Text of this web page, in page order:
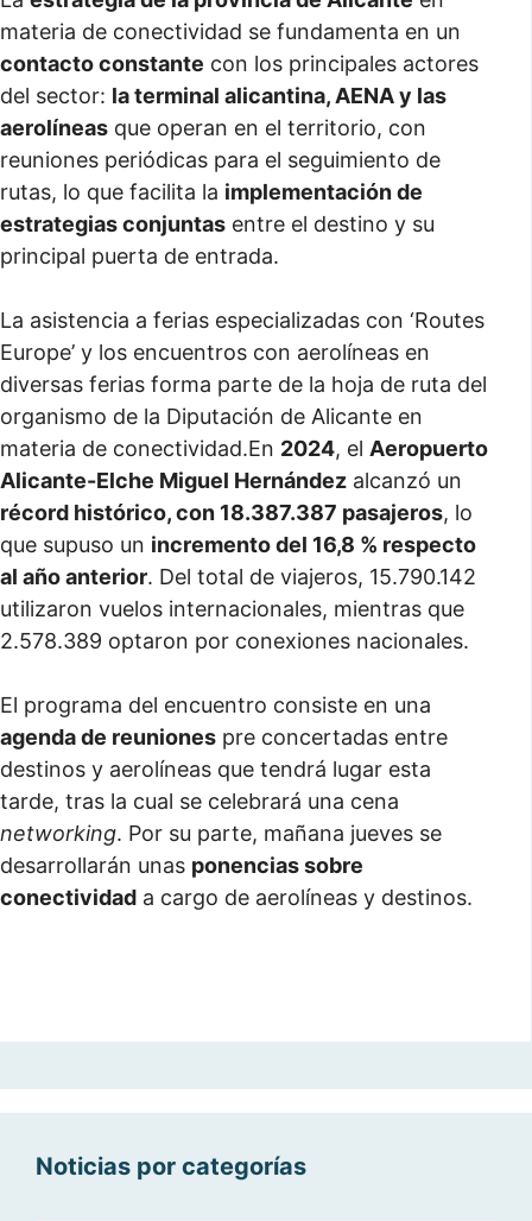
materia de conectividad se fundamenta en un
contacto constante con los principales actores
del sector: la terminal alicantina, AENA y las
aerolíneas que operan en el territorio, con
reuniones periódicas para el seguimiento de
rutas, lo que facilita la implementación de
estrategias conjuntas entre el destino y su
principal puerta de entrada.
La asistencia a ferias especializadas con ‘Routes
Europe’ y los encuentros con aerolíneas en
diversas ferias forma parte de la hoja de ruta del
organismo de la Diputación de Alicante en
materia de conectividad.En 2024, el Aeropuerto
Alicante-Elche Miguel Hernández alcanzó un
récord histórico, con 18.387.387 pasajeros, lo
que supuso un incremento del 16,8 % respecto
al año anterior. Del total de viajeros, 15.790.142
utilizaron vuelos internacionales, mientras que
2.578.389 optaron por conexiones nacionales.
El programa del encuentro consiste en una
agenda de reuniones pre concertadas entre
destinos y aerolíneas que tendrá lugar esta
tarde, tras la cual se celebrará una cena
networking. Por su parte, mañana jueves se
desarrollarán unas ponencias sobre
conectividad a cargo de aerolíneas y destinos.
Noticias por categorías